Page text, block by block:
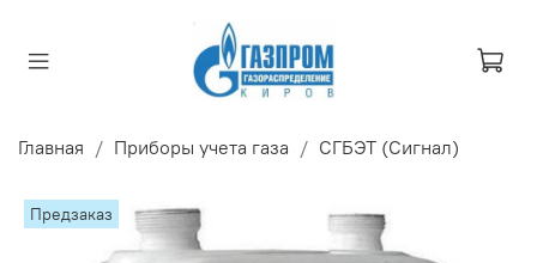
Главная Приборы учета газа СГБЭТ (Сигнал)
Предзаказ